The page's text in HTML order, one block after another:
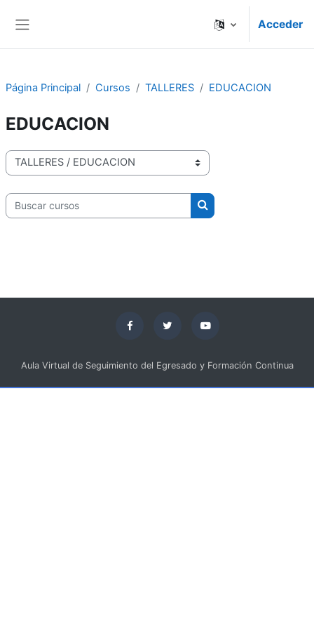
Acceder
Página Principal Cursos TALLERES EDUCACION
EDUCACION
Categorías
Buscar cursos
Buscar cursos
Aula Virtual de Seguimiento del Egresado y Formación Continua